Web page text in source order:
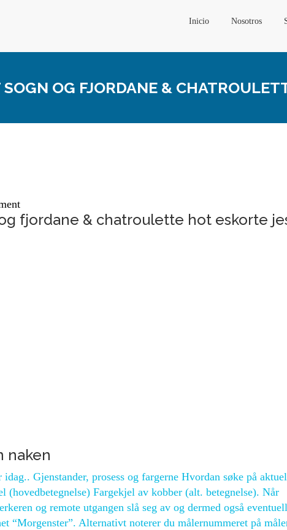
Inicio Nosotros
OG FJORDANE &
fjordane & chatroulette hot eskorte
naken
Gjenstander, prosess og fargerne Hvordan søke på
(hovedbetegnelse) Fargekjel av kobber (alt. betegn­else). Når
og remote utgangen slå seg av og dermed også
“Morgenster”. Alternativt noterer du målernummeret på